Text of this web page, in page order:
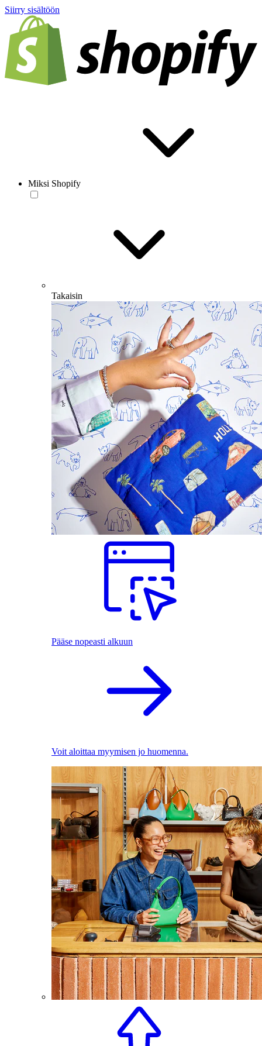
Siirry sisältöön
Miksi Shopify
Takaisin
Pääse nopeasti alkuun
Voit aloittaa myymisen jo huomenna.